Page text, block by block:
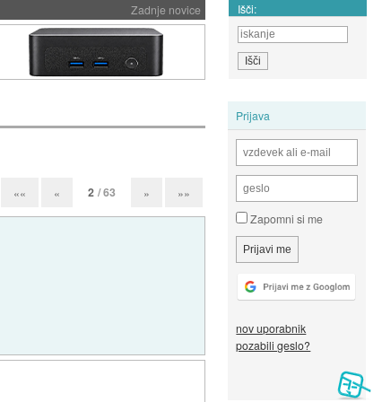
Zadnje novice Išči:
Prijava
Zapomni si me
nov uporabnik
pozabili geslo?
«« « 2 / 63 » »»